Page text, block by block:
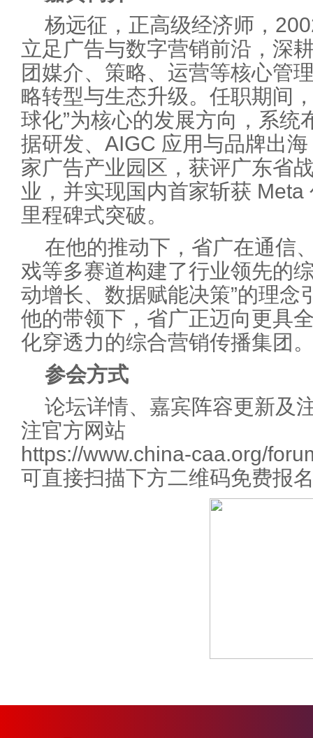
杨远征，正高级经济师，
立足广告与数字营销前沿，深
团媒介、策略、运营等核心管
略转型与生态升级。任职期间
球化”为核心的发展方向，系统
据研发、AIGC 应用与品牌出
家广告产业园区，获评广东省
业，并实现国内首家斩获
里程碑式突破。
在他的推动下，省广在通信
戏等多赛道构建了行业领先的
动增长、数据赋能决策”的理念
他的带领下，省广正迈向更具
化穿透力的综合营销传播集团
参会方式
论坛详情、嘉宾阵容更新及
注官方网站
https://www.china-caa.org/
可直接扫描下方二维码免费报